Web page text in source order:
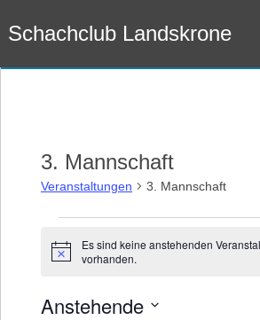
Inhalt
springen
Schachclub Landskrone
3. Mannschaft
Veranstaltungen 3. Mannschaft
Veranstaltungen
Hinweis
Es sind keine anstehenden
vorhanden.
Anstehende